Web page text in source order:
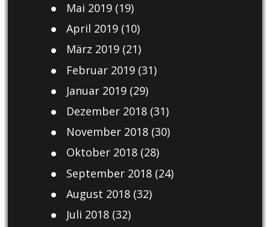
Mai 2019(19)
April 2019(10)
März 2019(21)
Februar 2019(31)
Januar 2019(29)
Dezember 2018(31)
November 2018(30)
Oktober 2018(28)
September 2018(24)
August 2018(32)
Juli 2018(32)